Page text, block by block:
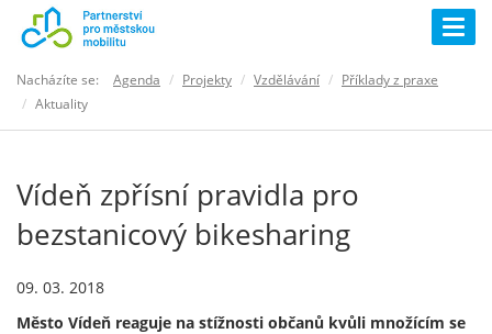
Nacházíte se: Agenda Projekty Vzdělávání
Příklady z praxe
Aktuality
Vídeň zpřísní pravidla pro
bezstanicový bikesharing
09. 03. 2018
Město Vídeň reaguje na stížnosti občanů kvůli množícím se